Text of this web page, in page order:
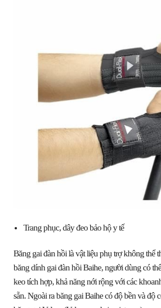
Trang phục, dây đeo bảo hộ y tế
Băng gai đàn hồi là vật liệu phụ trợ không thể
băng dính gai đàn hồi Baihe, người dùng có
keo tích hợp, khả năng nới rộng với các
sẵn. Ngoài ra băng gai Baihe có độ bền và độ